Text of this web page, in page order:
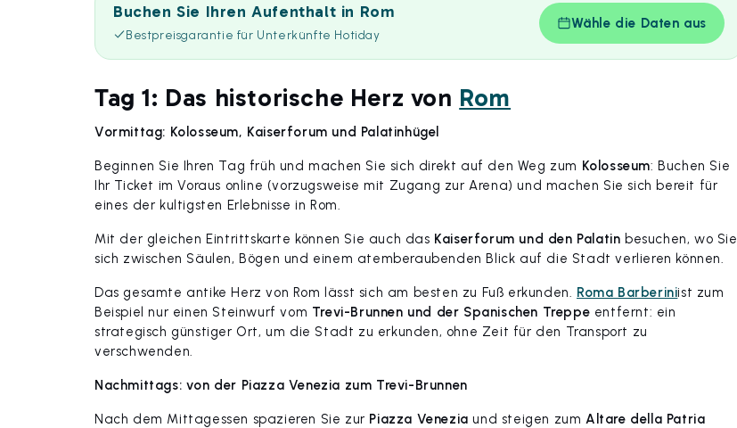
Buchen Sie Ihren Aufenthalt in Rom
Bestpreisgarantie für Unterkünfte Hotiday
Wähle die Daten aus
Tag 1: Das historische Herz von Rom
Vormittag: Kolosseum, Kaiserforum und Palatinhügel
Beginnen Sie Ihren Tag früh und machen Sie sich direkt auf den Weg zum Kolosseum: Buchen Sie
Ihr Ticket im Voraus online (vorzugsweise mit Zugang zur Arena) und machen Sie sich bereit für
eines der kultigsten Erlebnisse in Rom.
Mit der gleichen Eintrittskarte können Sie auch das Kaiserforum und den Palatin besuchen, wo Sie
sich zwischen Säulen, Bögen und einem atemberaubenden Blick auf die Stadt verlieren können.
Das gesamte antike Herz von Rom lässt sich am besten zu Fuß erkunden. Roma Barberiniist zum
Beispiel nur einen Steinwurf vom Trevi-Brunnen und der Spanischen Treppe entfernt: ein
strategisch günstiger Ort, um die Stadt zu erkunden, ohne Zeit für den Transport zu
verschwenden.
Nachmittags: von der Piazza Venezia zum Trevi-Brunnen
Nach dem Mittagessen spazieren Sie zur Piazza Venezia und steigen zumAltare della Patria